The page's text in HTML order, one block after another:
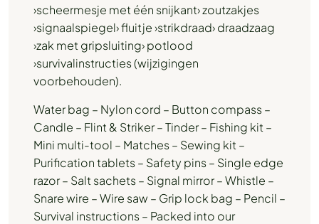
›scheermesje met één snijkant› zoutzakjes
›signaalspiegel› fluitje ›strikdraad› draadzaag
›zak met gripsluiting› potlood
›survivalinstructies (wijzigingen
voorbehouden).
Water bag – Nylon cord – Button compass –
Candle – Flint & Striker – Tinder – Fishing kit –
Mini multi-tool – Matches – Sewing kit –
Purification tablets – Safety pins – Single edge
razor – Salt sachets – Signal mirror – Whistle –
Snare wire – Wire saw – Grip lock bag – Pencil –
Survival instructions – Packed into our